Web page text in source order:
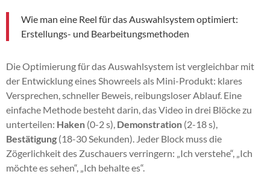
Wie man eine Reel für das Auswahlsystem optimiert:
Erstellungs- und Bearbeitungsmethoden
Die Optimierung für das Auswahlsystem ist vergleichbar mit
der Entwicklung eines Showreels als Mini-Produkt: klares
Versprechen, schneller Beweis, reibungsloser Ablauf. Eine
einfache Methode besteht darin, das Video in drei Blöcke zu
unterteilen: Haken (0-2 s), Demonstration (2-18 s),
Bestätigung (18-30 Sekunden). Jeder Block muss die
Zögerlichkeit des Zuschauers verringern: „Ich verstehe“, „Ich
möchte es sehen“, „Ich behalte es“.